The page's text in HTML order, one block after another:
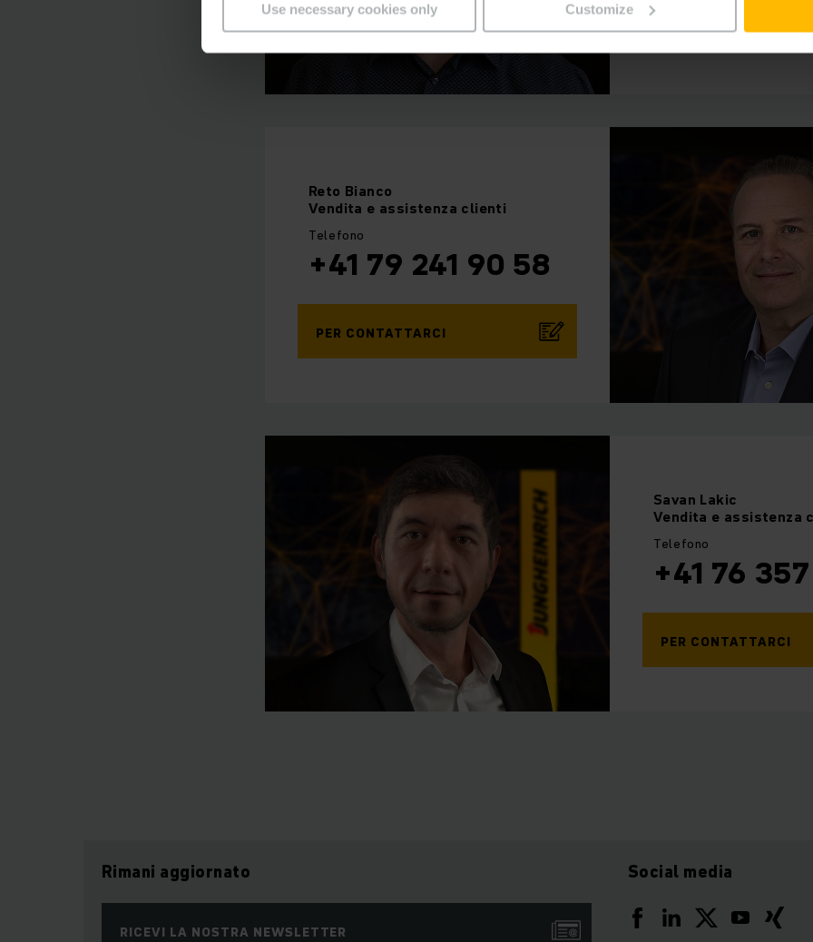
Use necessary cookies only Customize
Reto Bianco
Vendita e assistenza clienti
Telefono
+41 79 241 90 58
PER CONTATTARCI
Savan Lakic
Vendita e assistenza
Telefono
+41 76
PER CONTATTARCI
Rimani aggiornato
RICEVI LA NOSTRA NEWSLETTER
Social media